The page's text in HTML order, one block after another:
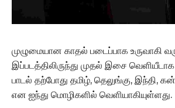
முழுமையான காதல் படைப்பாக உருவாகி
இப்படத்திலிருந்து முதல் இசை வெளியீடாக
பாடல் தற்போது தமிழ், தெலுங்கு, இந்தி,
என ஐந்து மொழிகளில் வெளியாகியுள்ளது.